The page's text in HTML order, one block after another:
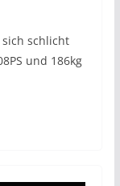
schlicht
und 186kg